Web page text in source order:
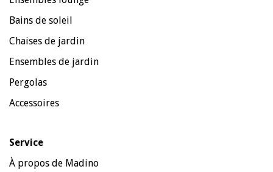
Bains de soleil
Chaises de jardin
Ensembles de jardin
Pergolas
Accessoires
Service
À propos de Madino